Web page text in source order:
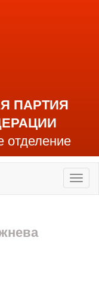
ПАРТИЯ
отделение